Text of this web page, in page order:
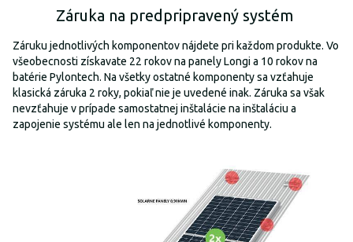
Záruka na predpripravený systém
Záruku jednotlivých komponentov nájdete pri každom produkte. Vo
všeobecnosti získavate 22 rokov na panely Longi a 10 rokov na
batérie Pylontech. Na všetky ostatné komponenty sa vzťahuje
klasická záruka 2 roky, pokiaľ nie je uvedené inak. Záruka sa však
nevzťahuje v prípade samostatnej inštalácie na inštaláciu a
zapojenie systému ale len na jednotlivé komponenty.